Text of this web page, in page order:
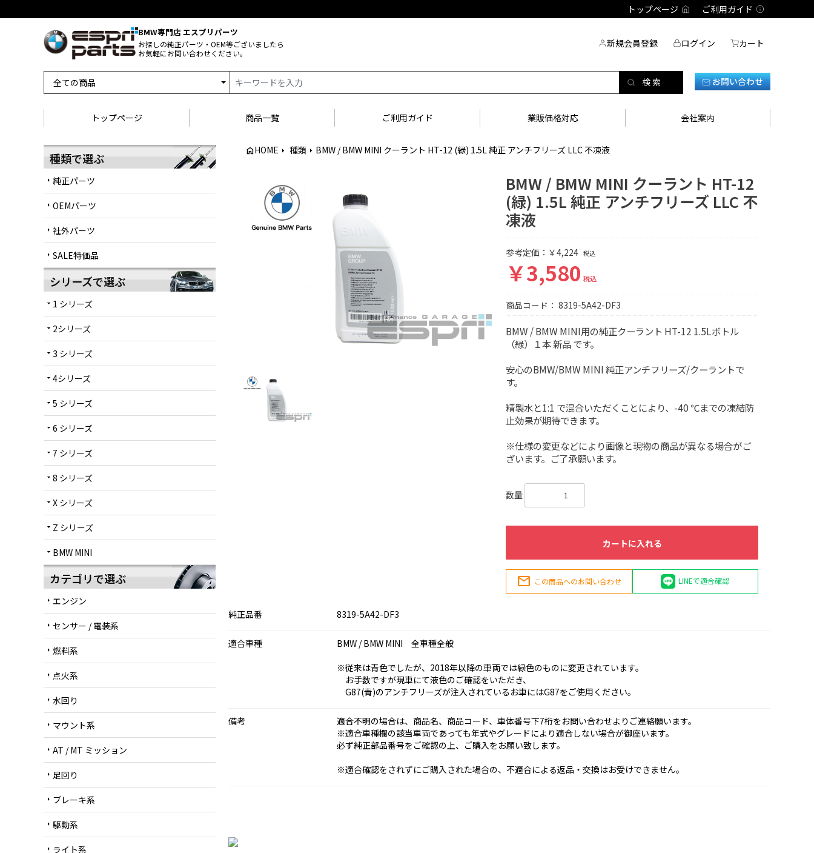
トップページ ご利用ガイド
BMW専門店 エスプリパーツ
お探しの純正パーツ・OEM等ございましたら
お気軽にお問い合わせください。
新規会員登録 ログイン カート
お問い合わせ
トップページ 商品一覧 ご利用ガイド 業販価格対応 会社案内
種類で選ぶ
arrow_right 純正パーツ
arrow_right OEMパーツ
arrow_right 社外パーツ
arrow_right SALE特価品
シリーズで選ぶ
arrow_drop_down 1 シリーズ
arrow_drop_down 2シリーズ
arrow_drop_down 3 シリーズ
arrow_drop_down 4シリーズ
arrow_drop_down 5 シリーズ
arrow_drop_down 6 シリーズ
arrow_drop_down 7 シリーズ
arrow_drop_down 8 シリーズ
arrow_drop_down X シリーズ
arrow_drop_down Z シリーズ
arrow_drop_down BMW MINI
カテゴリで選ぶ
arrow_right エンジン
arrow_right センサー / 電装系
arrow_right 燃料系
arrow_right 点火系
arrow_right 水回り
arrow_right マウント系
arrow_right AT / MT ミッション
arrow_right 足回り
arrow_right ブレーキ系
arrow_right 駆動系
arrow_right ライト系
homeHOME arrow_right 種類 arrow_right BMW / BMW MINI クーラント HT-12 (緑) 1.5L 純正 アンチフリーズ LLC 不凍液
BMW / BMW MINI クーラント HT-12
(緑) 1.5L 純正 アンチフリーズ LLC 不
凍液
参考定価：￥4,224 税込
￥3,580 税込
商品コード：8319-5A42-DF3
BMW / BMW MINI用の純正クーラント HT-12 1.5Lボトル
（緑）１本 新品 です。
安心のBMW/BMW MINI 純正アンチフリーズ/クーラントで
す。
精製水と1:1 で混合いただくことにより、-40 ℃までの凍結防
止効果が期待できます。
※仕様の変更などにより画像と現物の商品が異なる場合がご
ざいます。ご了承願います。
数量
カートに入れる
mail この商品へのお問い合わせ LINEで適合確認
純正品番 8319-5A42-DF3
適合車種
BMW / BMW MINI 全車種全般
※従来は青色でしたが、2018年以降の車両では緑色のものに変更されています。
お手数ですが現車にて液色のご確認をいただき、
G87(青)のアンチフリーズが注入されているお車にはG87をご使用ください。
備考
適合不明の場合は、商品名、商品コード、車体番号下7桁をお問い合わせよりご連絡願います。
※適合車種欄の該当車両であっても年式やグレードにより適合しない場合が御座います。
必ず純正部品番号をご確認の上、ご購入をお願い致します。
※適合確認をされずにご購入された場合の、不適合による返品・交換はお受けできません。